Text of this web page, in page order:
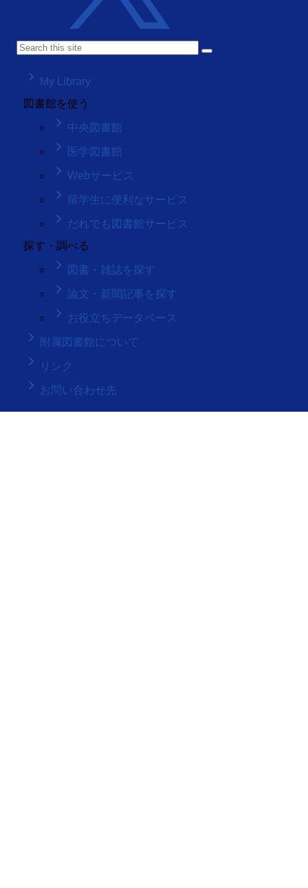
keyboard_arrow_right
My Library
図書館を使う
keyboard_arrow_right 中央図書館
keyboard_arrow_right 医学図書館
keyboard_arrow_right Webサービス
keyboard_arrow_right 留学生に便利なサービス
keyboard_arrow_right だれでも図書館サービス
探す・調べる
keyboard_arrow_right 図書・雑誌を探す
keyboard_arrow_right 論文・新聞記事を探す
keyboard_arrow_right お役立ちデータベース
keyboard_arrow_right 附属図書館について
keyboard_arrow_right リンク
keyboard_arrow_right お問い合わせ先